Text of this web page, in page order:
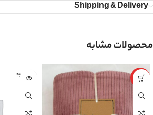
Shipping & Delivery
محصولات مشابه
ویژه
اتمام موج
ودی